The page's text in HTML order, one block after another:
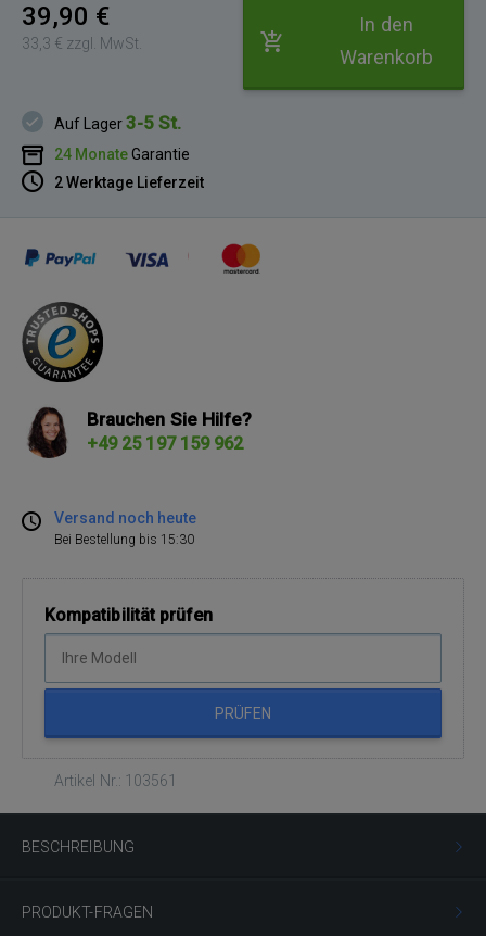
39,90 €
33,3 € zzgl. MwSt.
In den
Warenkorb
Auf Lager3-5 St.
24 MonateGarantie
2 Werktage Lieferzeit
Brauchen Sie Hilfe?
+49 25 197 159 962
Versand noch heute
Bei Bestellung bis 15:30
Kompatibilität prüfen
PRÜFEN
Artikel Nr.: 103561
BESCHREIBUNG
PRODUKT-FRAGEN